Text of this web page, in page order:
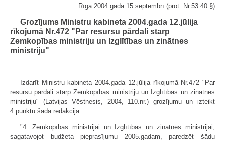
Rīgā 2004.gada 15.septembrī (prot. Nr.53 40.§)
Grozījums Ministru kabineta 2004.gada 12.jūlija
rīkojumā Nr.472 "Par resursu pārdali starp
Zemkopības ministriju un Izglītības un zinātnes
ministriju"
Izdarīt Ministru kabineta 2004.gada 12.jūlija rīkojumā Nr.472 "Par
resursu pārdali starp Zemkopības ministriju un Izglītības un zinātnes
ministriju" (Latvijas Vēstnesis, 2004, 110.nr.) grozījumu un izteikt
4.punktu šādā redakcijā:
"4. Zemkopības ministrijai un Izglītības un zinātnes ministrijai,
sagatavojot budžeta pieprasījumu 2005.gadam, paredzēt šādu